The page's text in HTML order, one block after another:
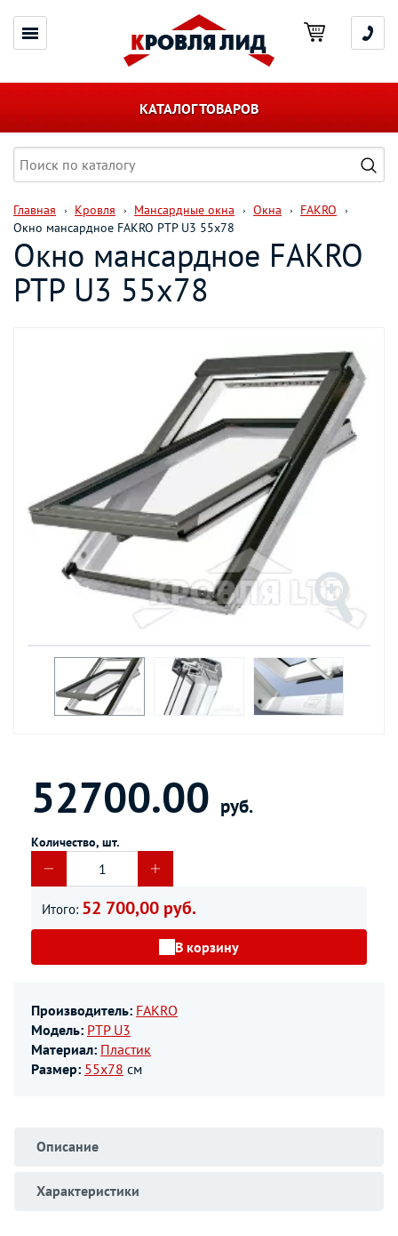
КАТАЛОГ ТОВАРОВ
Главная Кровля Мансардные окна Окна
FAKRO
Окно мансардное FAKRO PTP U3 55х78
Окно мансардное FAKRO
PTP U3 55х78
52700.00 руб.
Количество, шт.
Итого: 52 700,00 руб.
В корзину
Производитель: FAKRO
Модель: PTP U3
Материал: Пластик
Размер: 55х78 см
Описание
Характеристики